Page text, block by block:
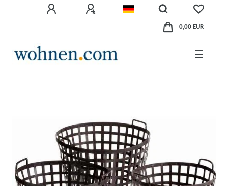
0,00 EUR
☰